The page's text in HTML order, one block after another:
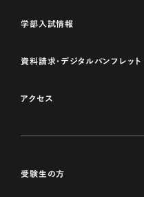
学部入試情報
資料請求・デジタルパンフレット
アクセス
受験生の方